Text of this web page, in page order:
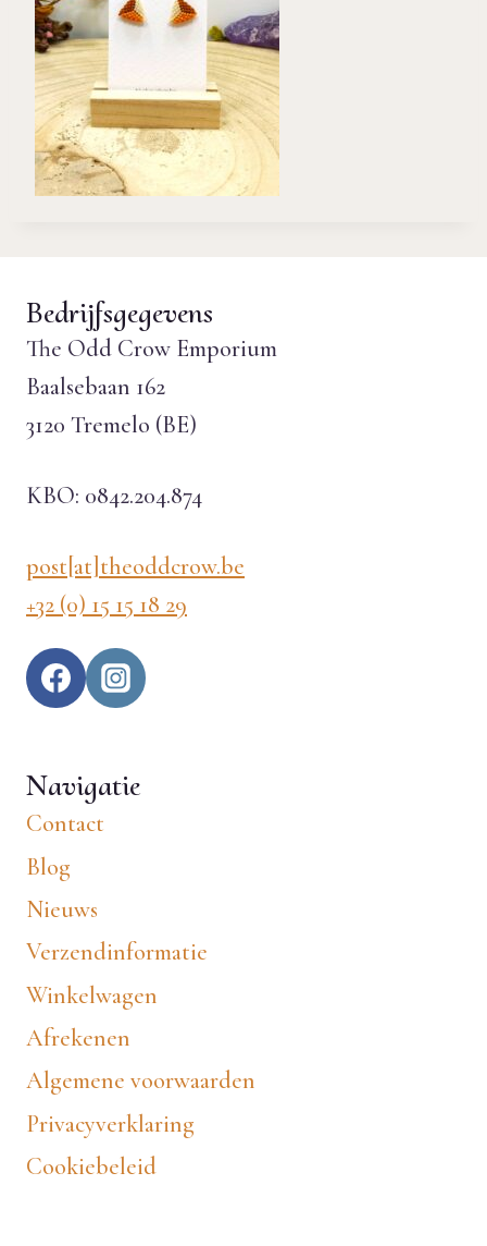
Bedrijfsgegevens
The Odd Crow Emporium
Baalsebaan 162
3120 Tremelo (BE)
KBO: 0842.204.874
post[at]theoddcrow.be
+32 (0) 15 15 18 29
Navigatie
Contact
Blog
Nieuws
Verzendinformatie
Winkelwagen
Afrekenen
Algemene voorwaarden
Privacyverklaring
Cookiebeleid